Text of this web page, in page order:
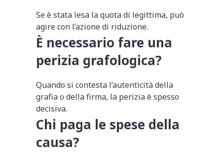
Se è stata lesa la quota di legittima, può
agire con l’azione di riduzione.
È necessario fare una
perizia grafologica?
Quando si contesta l’autenticità della
grafia o della firma, la perizia è spesso
decisiva.
Chi paga le spese della
causa?